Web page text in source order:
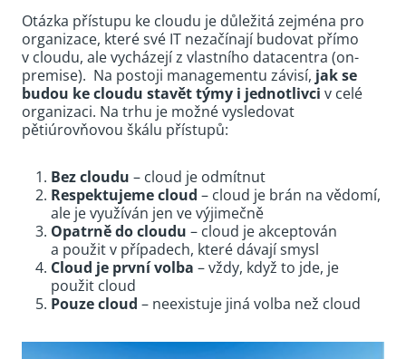
Otázka přístupu ke cloudu je důležitá zejména pro
organizace, které své IT nezačínají budovat přímo
v cloudu, ale vycházejí z vlastního datacentra (on-
premise). Na postoji managementu závisí, jak se
budou ke cloudu stavět týmy i jednotlivci v celé
organizaci. Na trhu je možné vysledovat
pětiúrovňovou škálu přístupů:
Bez cloudu – cloud je odmítnut
Respektujeme cloud – cloud je brán na vědomí,
ale je využíván jen ve výjimečně
Opatrně do cloudu – cloud je akceptován
a použit v případech, které dávají smysl
Cloud je první volba – vždy, když to jde, je
použit cloud
Pouze cloud – neexistuje jiná volba než cloud